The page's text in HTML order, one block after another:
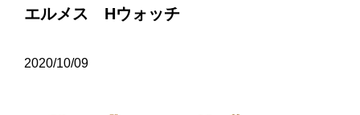
エルメス Hウォッチ
2020/10/09